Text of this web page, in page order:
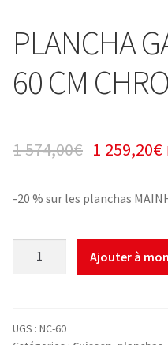
PLANCHA
60 CM
1 574,00€ 1 259,20€
-20 % sur les planchas
mainho
Ajouter à
UGS : NC-60